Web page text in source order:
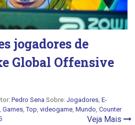
jogadores de
Global Offensive
Pedro Sena Sobre: Jogadores, E-
, Games,Top, videogame, Mundo, Counter
Veja Mais